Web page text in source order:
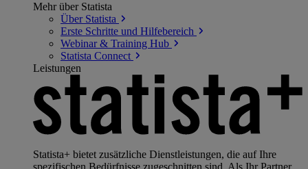
Mehr über Statista
Über Statista
Erste Schritte und Hilfebereich
Webinar & Training Hub
Statista Connect
Leistungen
Statista+ bietet zusätzliche Dienstleistungen, die auf Ihre
spezifischen Bedürfnisse zugeschnitten sind. Als Ihr Partner